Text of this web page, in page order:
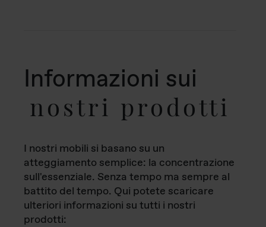
Informazioni sui
nostri prodotti
I nostri mobili si basano su un
atteggiamento semplice: la concentrazione
sull'essenziale. Senza tempo ma sempre al
battito del tempo. Qui potete scaricare
ulteriori informazioni su tutti i nostri
prodotti: